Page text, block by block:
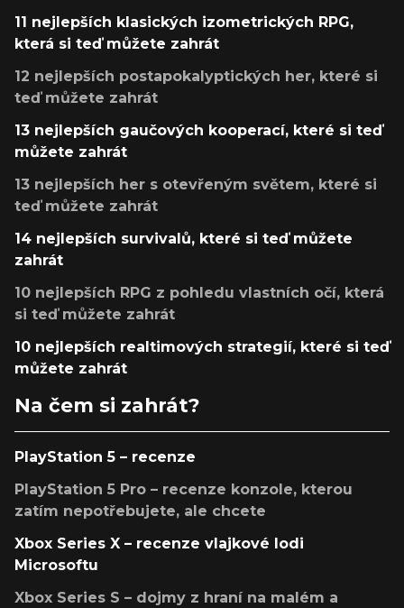
11 nejlepších klasických izometrických RPG,
která si teď můžete zahrát
12 nejlepších postapokalyptických her, které si
teď můžete zahrát
13 nejlepších gaučových kooperací, které si teď
můžete zahrát
13 nejlepších her s otevřeným světem, které si
teď můžete zahrát
14 nejlepších survivalů, které si teď můžete
zahrát
10 nejlepších RPG z pohledu vlastních očí, která
si teď můžete zahrát
10 nejlepších realtimových strategií, které si teď
můžete zahrát
Na čem si zahrát?
PlayStation 5 – recenze
PlayStation 5 Pro – recenze konzole, kterou
zatím nepotřebujete, ale chcete
Xbox Series X – recenze vlajkové lodi
Microsoftu
Xbox Series S – dojmy z hraní na malém a